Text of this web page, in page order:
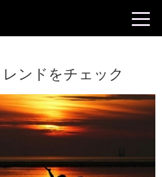
ンドをチェック